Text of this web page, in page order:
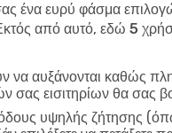
ευρύ φάσμα επιλογών
από αυτό, εδώ 5
να αυξάνονται καθώς
σας εισιτηρίων θα σας
υψηλής ζήτησης